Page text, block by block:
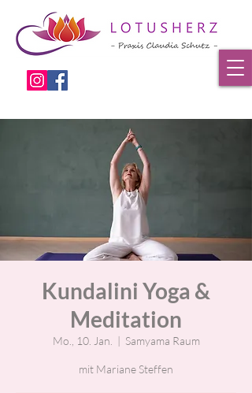
Kundalini Yoga &
Meditation
Mo., 10. Jan.
  |
Samyama Raum
mit Mariane Steffen